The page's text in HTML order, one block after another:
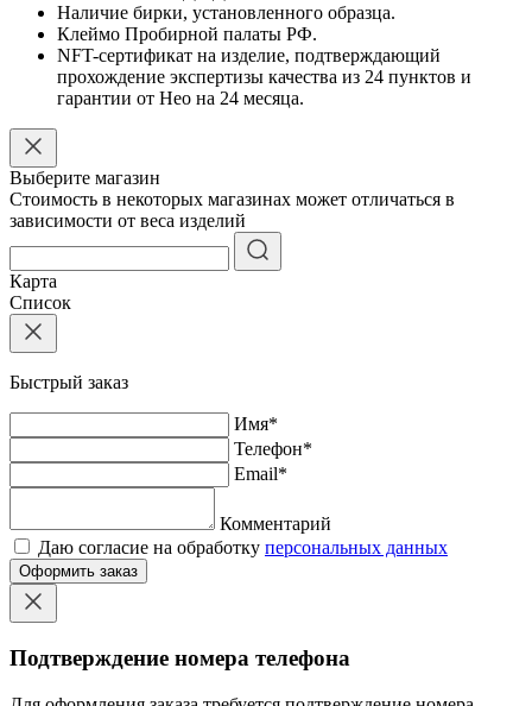
Наличие бирки, установленного образца.
Клеймо Пробирной палаты РФ.
NFT-сертификат на изделие, подтверждающий
прохождение экспертизы качества из 24 пунктов и
гарантии от Нео на 24 месяца.
Выберите магазин
Стоимость в некоторых магазинах может отличаться в
зависимости от веса изделий
Карта
Список
Быстрый заказ
Имя*
Телефон*
Email*
Комментарий
Даю согласие на обработку персональных данных
Оформить заказ
Подтверждение номера телефона